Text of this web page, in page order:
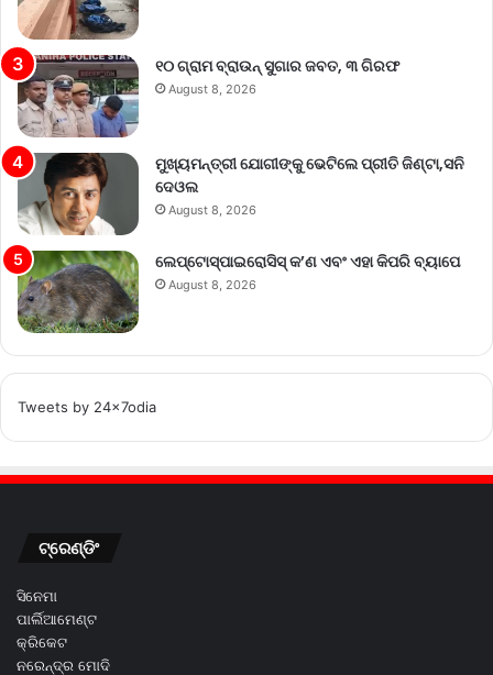
୧୦ ଗ୍ରାମ ବ୍ରାଉନ୍ ସୁଗାର ଜବତ, ୩ ଗିରଫ
August 8, 2026
ମୁଖ୍ୟମନ୍ତ୍ରୀ ଯୋଗୀଙ୍କୁ ଭେଟିଲେ ପ୍ରୀତି ଜିଣ୍ଟା,ସନି
ଦେଓଲ
August 8, 2026
ଲେପ୍ଟୋସ୍ପାଇରୋସିସ୍ କ’ଣ ଏବଂ ଏହା କିପରି ବ୍ୟାପେ
August 8, 2026
Tweets by 24x7odia
ଟ୍ରେଣ୍ଡିଂ
ସିନେମା
ପାର୍ଲିଆମେଣ୍ଟ
କ୍ରିକେଟ
ନରେନ୍ଦ୍ର ମୋଦି